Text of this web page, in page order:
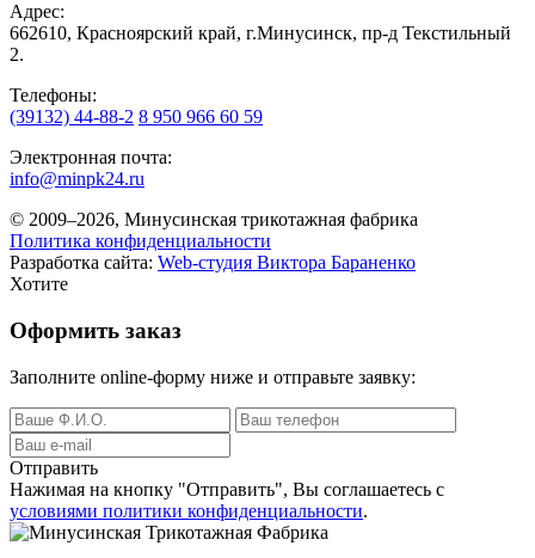
Адрес:
662610, Красноярский край, г.Минусинск, пр-д Текстильный
2.
Телефоны:
(39132) 44-88-2 8 950 966 60 59
Электронная почта:
info@minpk24.ru
© 2009–2026, Минусинская трикотажная фабрика
Политика конфиденциальности
Разработка сайта: Web-студия Виктора Бараненко
Хотите
Оформить заказ
Заполните online-форму ниже и отправьте заявку:
Отправить
Нажимая на кнопку "Отправить", Вы соглашаетесь с
условиями политики конфиденциальности.